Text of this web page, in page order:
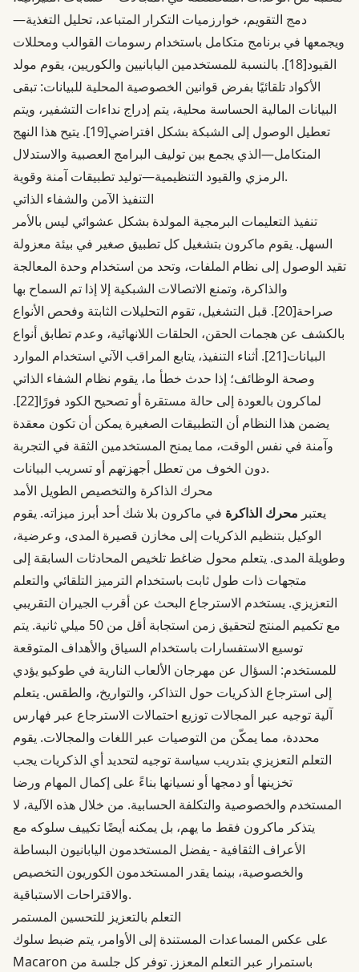
دمج التقويم، خوارزميات التكرار المتباعد، تحليل التغذية—
ويجمعها في برنامج متكامل باستخدام رسومات القوالب ومحللات
القيود[18]
. بالنسبة للمستخدمين اليابانيين والكوريين، يقوم مولد
الأكواد تلقائيًا بفرض قوانين الخصوصية المحلية للبيانات: تبقى
البيانات المالية الحساسة محلية، يتم إدراج نداءات التشفير، ويتم
تعطيل الوصول إلى الشبكة بشكل افتراضي[19]
. يتيح هذا النهج
المتكامل—الذي يجمع بين توليف البرامج العصبية والاستدلال
الرمزي والقيود التنظيمية—توليد تطبيقات آمنة وقوية.
التنفيذ الآمن والشفاء الذاتي
تنفيذ التعليمات البرمجية المولدة بشكل عشوائي ليس بالأمر
السهل. يقوم ماكرون بتشغيل كل تطبيق صغير في بيئة معزولة
تقيد الوصول إلى نظام الملفات، وتحد من استخدام وحدة المعالجة
والذاكرة، وتمنع الاتصالات الشبكية إلا إذا تم السماح بها
صراحة[20]
. قبل التشغيل، تقوم التحليلات الثابتة وفحص الأنواع
بالكشف عن هجمات الحقن، الحلقات اللانهائية، وعدم تطابق أنواع
البيانات[21]
. أثناء التنفيذ، يتابع المراقب الآني استخدام الموارد
وصحة الوظائف؛ إذا حدث خطأ ما، يقوم نظام الشفاء الذاتي
لماكرون بالعودة إلى حالة مستقرة أو تصحيح الكود فورًا[22]
.
يضمن هذا النظام أن التطبيقات الصغيرة يمكن أن تكون معقدة
وآمنة في نفس الوقت، مما يمنح المستخدمين الثقة في التجربة
دون الخوف من تعطل أجهزتهم أو تسريب البيانات.
محرك الذاكرة والتخصيص الطويل الأمد
يعتبر محرك الذاكرة في ماكرون بلا شك أحد أبرز ميزاته. يقوم
الوكيل بتنظيم الذكريات إلى مخازن قصيرة المدى، وعرضية،
وطويلة المدى. يتعلم محول ضاغط تلخيص المحادثات السابقة إلى
متجهات ذات طول ثابت باستخدام الترميز التلقائي والتعلم
التعزيزي. يستخدم الاسترجاع البحث عن أقرب الجيران التقريبي
مع تكميم المنتج لتحقيق زمن استجابة أقل من 50 ميلي ثانية. يتم
توسيع الاستفسارات باستخدام السياق والأهداف المتوقعة
للمستخدم: السؤال عن مهرجان الألعاب النارية في طوكيو يؤدي
إلى استرجاع الذكريات حول التذاكر، والتواريخ، والطقس. يتعلم
آلية توجيه عبر المجالات توزيع احتمالات الاسترجاع عبر فهارس
محددة، مما يمكّن من التوصيات عبر اللغات والمجالات. يقوم
التعلم التعزيزي بتدريب سياسة توجيه لتحديد أي الذكريات يجب
تخزينها أو دمجها أو نسيانها بناءً على إكمال المهام ورضا
المستخدم والخصوصية والتكلفة الحسابية. من خلال هذه الآلية، لا
يتذكر ماكرون فقط ما يهم، بل يمكنه أيضًا تكييف سلوكه مع
الأعراف الثقافية - يفضل المستخدمون اليابانيون البساطة
والخصوصية، بينما يقدر المستخدمون الكوريون التخصيص
والاقتراحات الاستباقية.
التعلم بالتعزيز للتحسين المستمر
على عكس المساعدات المستندة إلى الأوامر، يتم ضبط سلوك
Macaron باستمرار عبر التعلم المعزز. توفر كل جلسة من